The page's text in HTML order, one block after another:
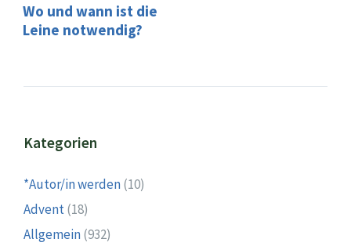
Wo und wann ist die
Leine notwendig?
Kategorien
*Autor/in werden(10)
Advent(18)
Allgemein(932)